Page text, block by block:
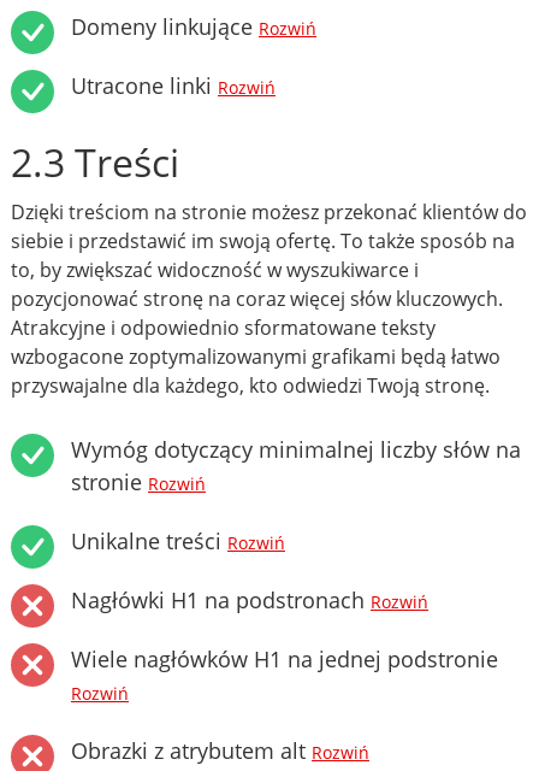
Domeny linkujące Rozwiń
Utracone linki Rozwiń
2.3 Treści
Dzięki treściom na stronie możesz przekonać klientów do
siebie i przedstawić im swoją ofertę. To także sposób na
to, by zwiększać widoczność w wyszukiwarce i
pozycjonować stronę na coraz więcej słów kluczowych.
Atrakcyjne i odpowiednio sformatowane teksty
wzbogacone zoptymalizowanymi grafikami będą łatwo
przyswajalne dla każdego, kto odwiedzi Twoją stronę.
Wymóg dotyczący minimalnej liczby słów na
stronie Rozwiń
Unikalne treści Rozwiń
Nagłówki H1 na podstronach Rozwiń
Wiele nagłówków H1 na jednej podstronie
Rozwiń
Obrazki z atrybutem alt Rozwiń